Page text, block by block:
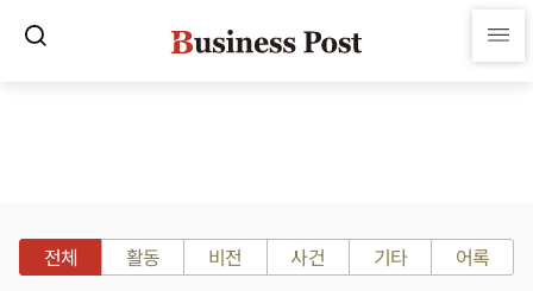
전체 활동 비전 사건 기타 어록